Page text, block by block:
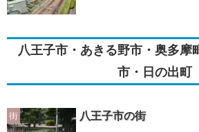
八王子市・あきる野市・奥多摩
市・日の出町
街
八王子市の街